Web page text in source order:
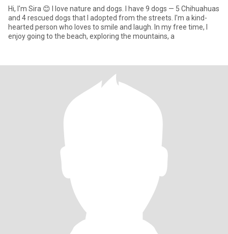
Hi, I'm Sira 😊 I love nature and dogs. I have 9 dogs — 5 Chihuahuas
and 4 rescued dogs that I adopted from the streets. I'm a kind-
hearted person who loves to smile and laugh. In my free time, I
enjoy going to the beach, exploring the mountains, a